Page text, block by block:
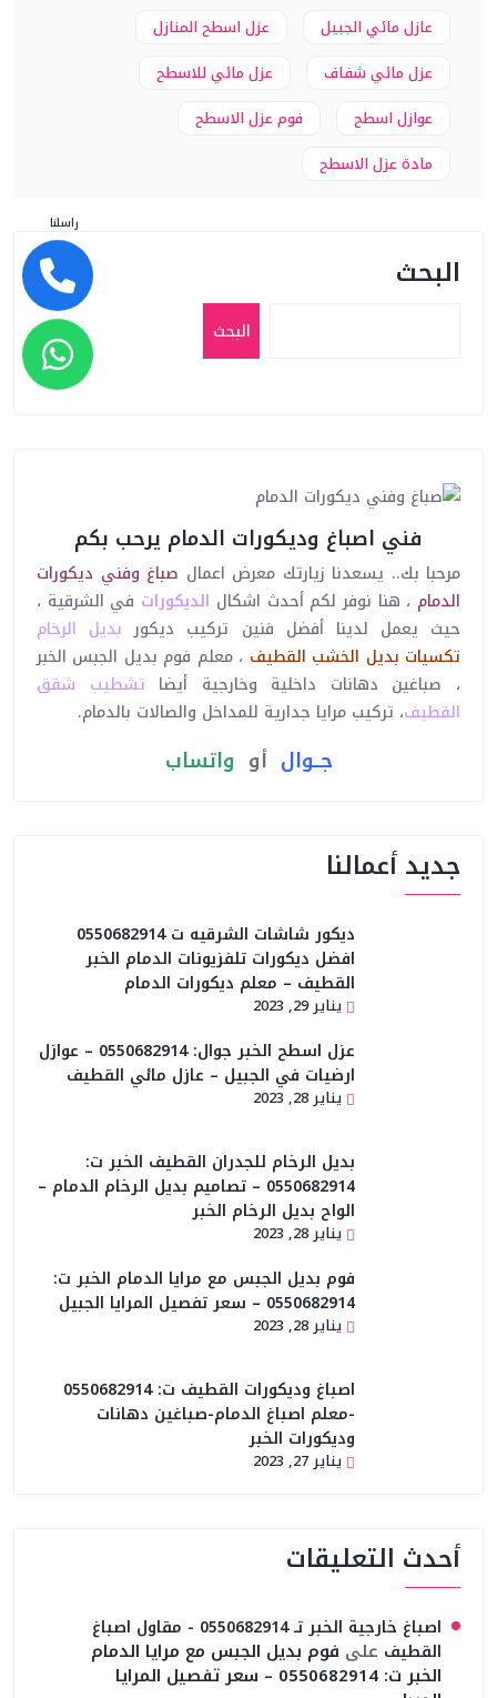
عازل مائي الجبيل
عزل اسطح المنازل
عزل مائي شفاف
عزل مائي للاسطح
عوازل اسطح
فوم عزل الاسطح
مادة عزل الاسطح
البحث
البحث
فني اصباغ وديكورات الدمام يرحب بكم
مرحبا بك.. يسعدنا زيارتك معرض اعمال صباغ وفني ديكورات
الدمام ، هنا نوفر لكم أحدث اشكال الديكورات في الشرقية ،
حيث يعمل لدينا أفضل فنين تركيب ديكور بديل الرخام
تكسيات بديل الخشب القطيف ، معلم فوم بديل الجبس الخبر
، صباغين دهانات داخلية وخارجية أيضا تشطيب شقق
القطيف، تركيب مرايا جدارية للمداخل والصالات بالدمام.
جــوال أو واتساب
جديد أعمالنا
ديكور شاشات الشرقيه ت 0550682914
افضل ديكورات تلفزيونات الدمام الخبر
القطيف – معلم ديكورات الدمام
يناير 29, 2023
عزل اسطح الخبر جوال: 0550682914 – عوازل
ارضيات في الجبيل – عازل مائي القطيف
يناير 28, 2023
بديل الرخام للجدران القطيف الخبر ت:
0550682914 – تصاميم بديل الرخام الدمام –
الواح بديل الرخام الخبر
يناير 28, 2023
فوم بديل الجبس مع مرايا الدمام الخبر ت:
0550682914 – سعر تفصيل المرايا الجبيل
يناير 28, 2023
اصباغ وديكورات القطيف ت: 0550682914
-معلم اصباغ الدمام-صباغين دهانات
وديكورات الخبر
يناير 27, 2023
أحدث التعليقات
اصباغ خارجية الخبر تـ 0550682914 - مقاول اصباغ
القطيف على فوم بديل الجبس مع مرايا الدمام
الخبر ت: 0550682914 – سعر تفصيل المرايا
راسلنا